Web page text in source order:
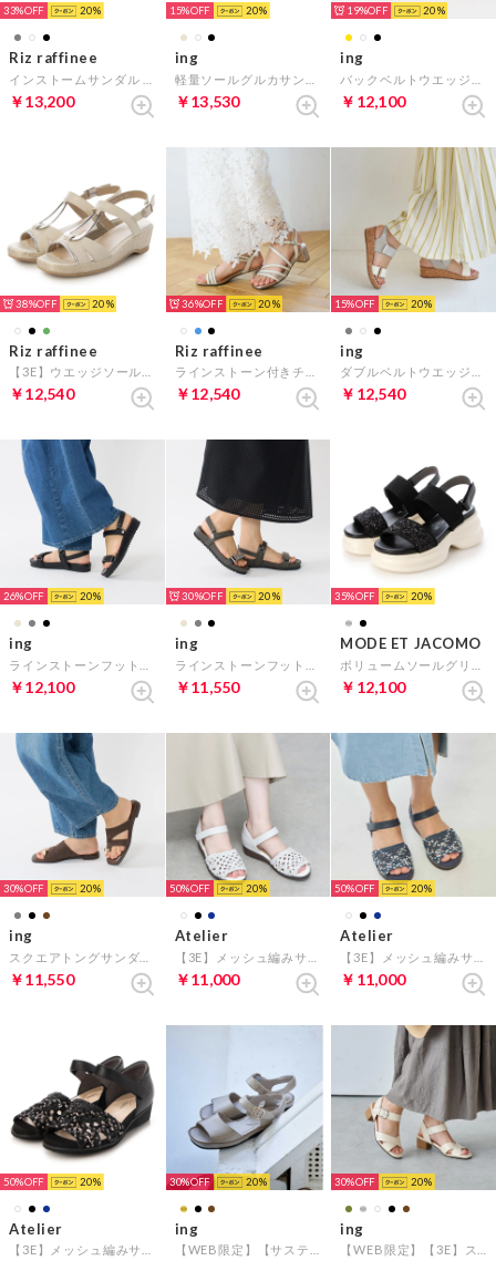
33% 20
Riz raffinee
￥13,200
15% 20
ing
￥13,530
19% 20
ing
￥12,100
38% 20
Riz raffinee
￥12,540
36% 20
Riz raffinee
￥12,540
15% 20
ing
￥12,540
26% 20
ing
￥12,100
30% 20
ing
￥11,550
35% 20
MODE ET JACOMO
￥12,100
30% 20
ing
￥11,550
50% 20
Atelier
￥11,000
50% 20
Atelier
￥11,000
50% 20
Atelier
30% 20
ing
30% 20
ing